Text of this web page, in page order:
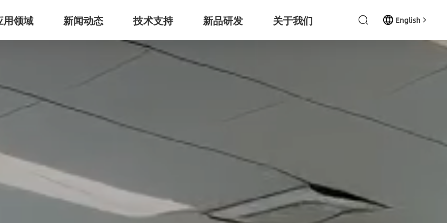
用领域 新闻动态 技术支持 新品研发 关于我们 English